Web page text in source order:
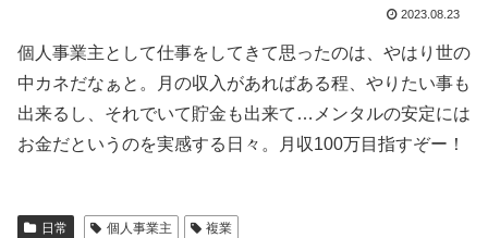
2023.08.23
個人事業主として仕事をしてきて思ったのは、やはり世の
中カネだなぁと。月の収入があればある程、やりたい事も
出来るし、それでいて貯金も出来て…メンタルの安定には
お金だというのを実感する日々。月収100万目指すぞー！
日常 個人事業主 複業